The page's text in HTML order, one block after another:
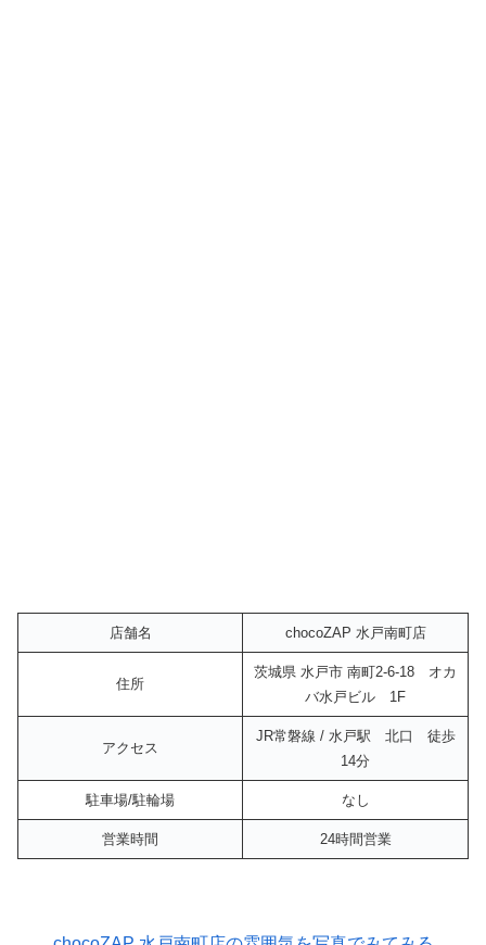
店舗名 chocoZAP 水戸南町店
住所
茨城県 水戸市 南町2-6-18 オカ
バ水戸ビル 1F
アクセス
JR常磐線 / 水戸駅 北口 徒歩
14分
駐車場/駐輪場 なし
営業時間 24時間営業